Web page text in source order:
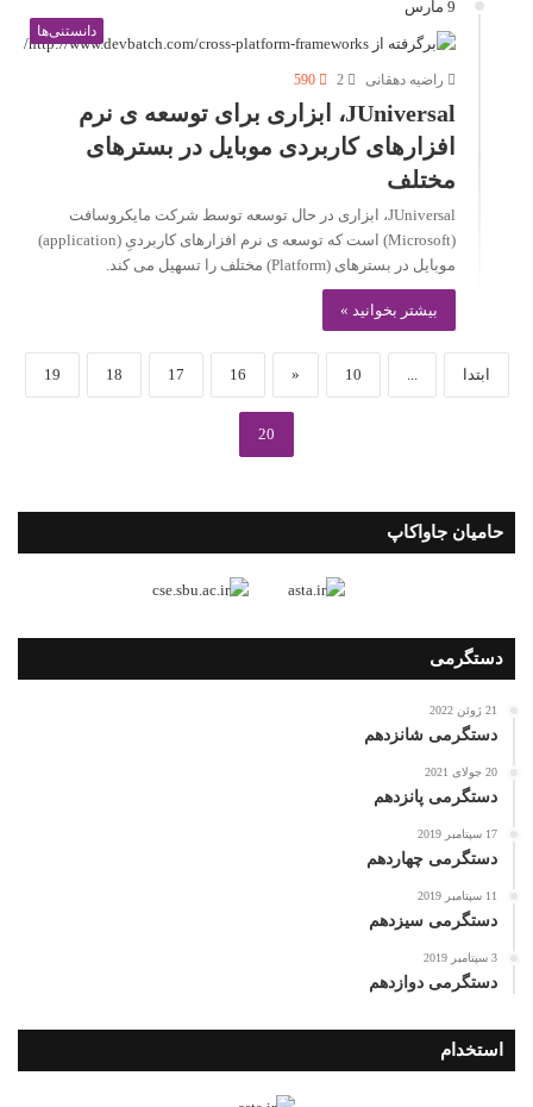
9 مارس
دانستنی‌ها
راضیه دهقانی 2
590
JUniversal، ابزاری برای توسعه ی نرم
افزارهای کاربردی موبایل در بسترهای
مختلف
JUniversal، ابزاری در حال توسعه توسط شرکت مایکروسافت
(Microsoft) است که توسعه ی نرم افزارهای کاربردیِ (application)
موبایل در بسترهای (Platform) مختلف را تسهیل می کند.
بیشتر بخوانید »
ابتدا ...
10
«
16
17
18
19
20
حامیان جاواکاپ
دستگرمی
21 ژوئن 2022
دستگرمی شانزدهم
20 جولای 2021
دستگرمی پانزدهم
17 سپتامبر 2019
دستگرمی چهاردهم
11 سپتامبر 2019
دستگرمی سیزدهم
3 سپتامبر 2019
دستگرمی دوازدهم
استخدام